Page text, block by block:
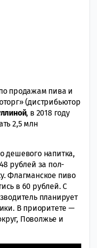
продажам пива и
(дистрибьютор
, в 2018 году
2,5 млн
дешевого напитка,
рублей за пол-
Флагманское пиво
в 60 рублей. С
планирует
В приоритете —
Поволжье и